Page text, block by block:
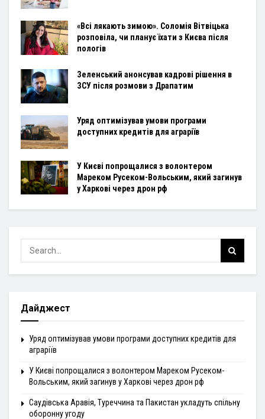
«Всі лякають зимою». Соломія Вітвіцька
розповіла, чи планує їхати з Києва після
пологів
Зеленський анонсував кадрові рішення в
ЗСУ після розмови з Драпатим
Уряд оптимізував умови програми
доступних кредитів для аграріїв
У Києві попрощалися з волонтером
Мареком Русеком-Вольським, який загинув
у Харкові через дрон рф
Дайджест
Уряд оптимізував умови програми доступних кредитів для
аграріїв
У Києві попрощалися з волонтером Мареком Русеком-
Вольським, який загинув у Харкові через дрон рф
Саудівська Аравія, Туреччина та Пакистан укладуть спільну
оборонну угоду